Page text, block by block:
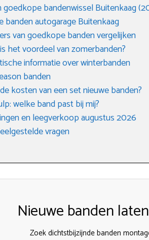
goedkope bandenwissel Buitenkaag
banden autogarage Buitenkaag
van goedkope banden vergelijken
het voordeel van zomerbanden?
informatie over winterbanden
banden
kosten van een set nieuwe banden?
welke band past bij mij?
en leegverkoop augustus 2026
vragen
Nieuwe banden
Zoek dichtstbijzijnde banden